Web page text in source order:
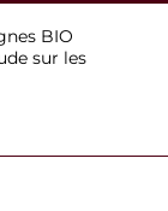
BIO
sur les